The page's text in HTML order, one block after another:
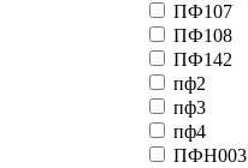
ПФ107
ПФ108
ПФ142
пф2
пф3
пф4
ПФН003